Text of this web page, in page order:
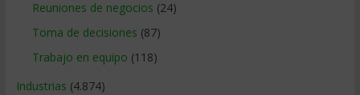
Reuniones de negocios (24)
Toma de decisiones (87)
Trabajo en equipo (118)
Industrias (4.874)